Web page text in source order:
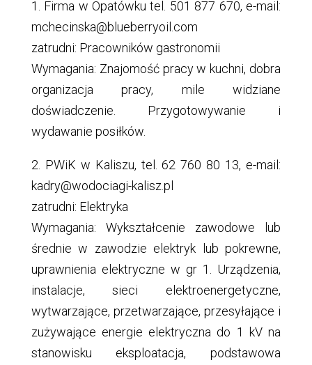
1. Firma w Opatówku tel. 501 877 670, e-mail:
mchecinska@blueberryoil.com
zatrudni: Pracowników gastronomii
Wymagania: Znajomość pracy w kuchni, dobra
organizacja pracy, mile widziane
doświadczenie. Przygotowywanie i
wydawanie posiłków.
2. PWiK w Kaliszu, tel. 62 760 80 13, e-mail:
kadry@wodociagi-kalisz.pl
zatrudni: Elektryka
Wymagania: Wykształcenie zawodowe lub
średnie w zawodzie elektryk lub pokrewne,
uprawnienia elektryczne w gr 1. Urządzenia,
instalacje, sieci elektroenergetyczne,
wytwarzające, przetwarzające, przesyłające i
zużywające energie elektryczna do 1 kV na
stanowisku eksploatacja, podstawowa